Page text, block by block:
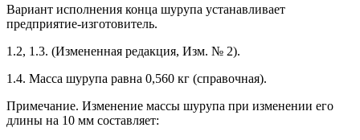
Вариант исполнения конца шурупа устанавливает
предприятие-изготовитель.
1.2, 1.3. (Измененная редакция, Изм. № 2).
1.4. Масса шурупа равна 0,560 кг (справочная).
Примечание. Изменение массы шурупа при изменении его
длины на 10 мм составляет: